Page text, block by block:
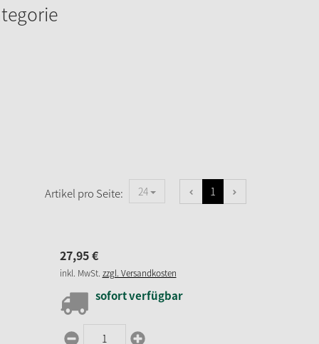
Artikel pro Seite: 24 1
27,95€
inkl. MwSt. zzgl. Versandkosten
sofort verfügbar